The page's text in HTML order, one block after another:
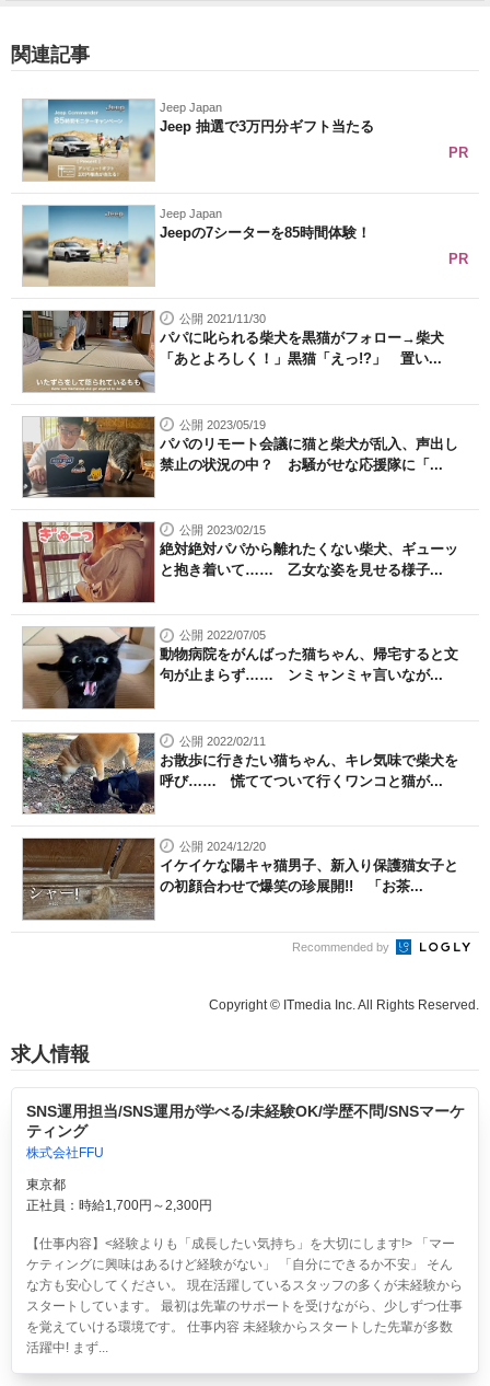
関連記事
Jeep Japan
Jeep 抽選で3万円分ギフト当たる
PR
Jeep Japan
Jeepの7シーターを85時間体験！
PR
公開 2021/11/30
パパに叱られる柴犬を黒猫がフォロー→柴犬
「あとよろしく！」黒猫「えっ!?」 置い...
公開 2023/05/19
パパのリモート会議に猫と柴犬が乱入、声出し
禁止の状況の中？ お騒がせな応援隊に「...
公開 2023/02/15
絶対絶対パパから離れたくない柴犬、ギューッ
と抱き着いて…… 乙女な姿を見せる様子...
公開 2022/07/05
動物病院をがんばった猫ちゃん、帰宅すると文
句が止まらず…… ンミャンミャ言いなが...
公開 2022/02/11
お散歩に行きたい猫ちゃん、キレ気味で柴犬を
呼び…… 慌ててついて行くワンコと猫が...
公開 2024/12/20
イケイケな陽キャ猫男子、新入り保護猫女子と
の初顔合わせで爆笑の珍展開!! 「お茶...
Recommended by
Copyright © ITmedia Inc. All Rights Reserved.
求人情報
SNS運用担当/SNS運用が学べる/未経験OK/学歴不問/SNSマーケ
ティング
株式会社FFU
東京都
正社員：時給1,700円～2,300円
【仕事内容】<経験よりも「成長したい気持ち」を大切にします!> 「マー
ケティングに興味はあるけど経験がない」 「自分にできるか不安」 そん
な方も安心してください。 現在活躍しているスタッフの多くが未経験から
スタートしています。 最初は先輩のサポートを受けながら、少しずつ仕事
を覚えていける環境です。 仕事内容 未経験からスタートした先輩が多数
活躍中! まず...